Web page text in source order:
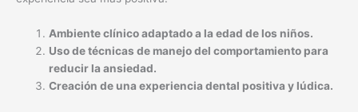
Ambiente clínico adaptado a la edad de los niños.
Uso de técnicas de manejo del comportamiento para
reducir la ansiedad.
Creación de una experiencia dental positiva y lúdica.